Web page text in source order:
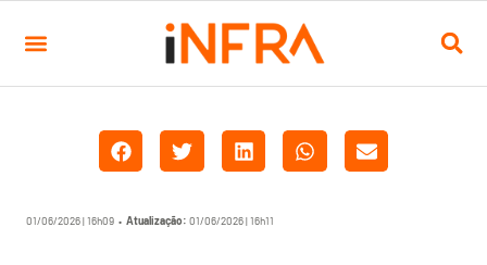
01/06/2026 | 16h09 • Atualização: 01/06/2026 | 16h11